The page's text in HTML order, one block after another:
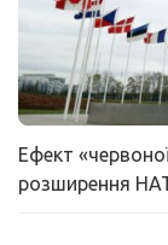
Ефект
розширення